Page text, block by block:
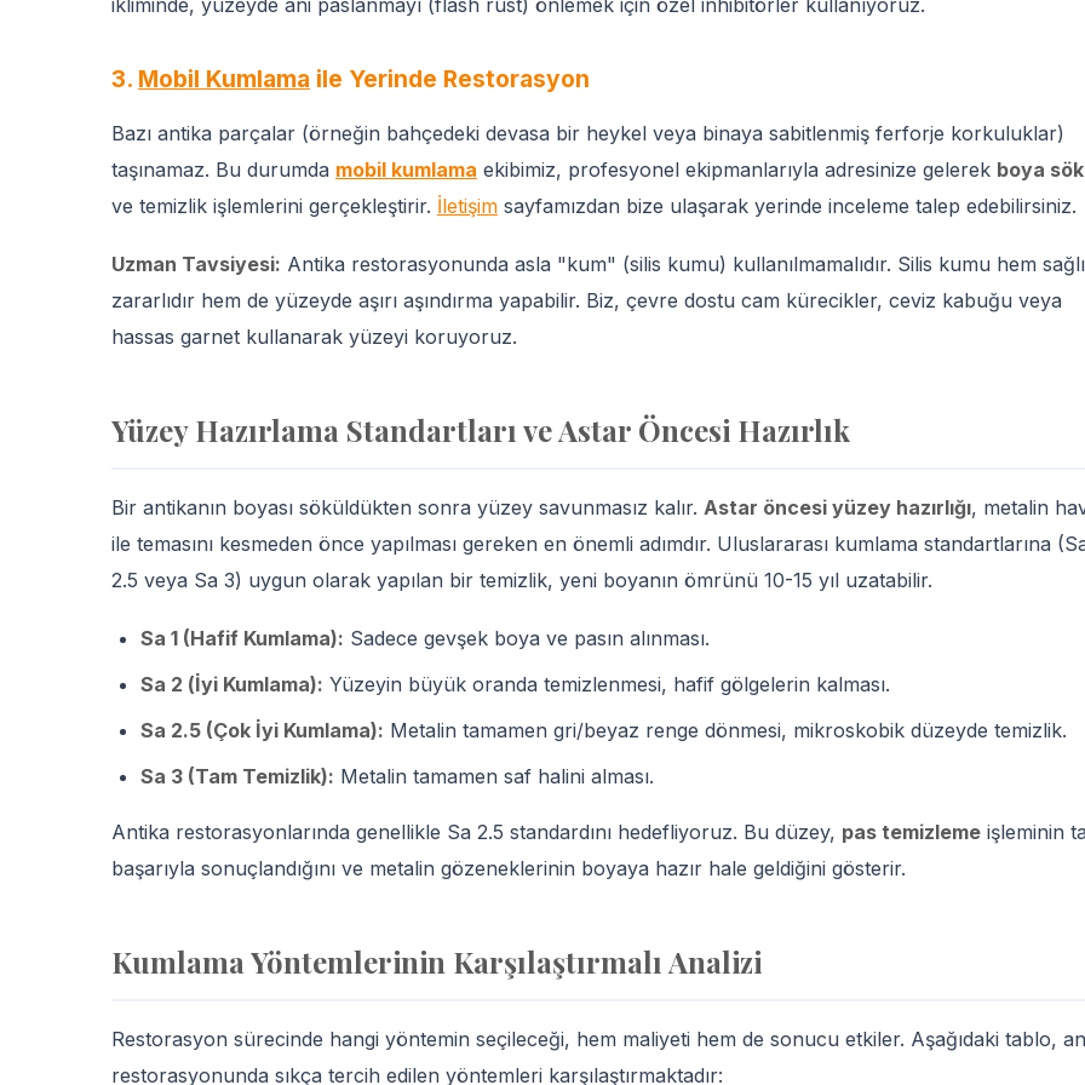
ikliminde, yüzeyde ani paslanmayı (flash rust) önlemek için özel inhibitörler kullanıyoruz.
3. Mobil Kumlama ile Yerinde Restorasyon
Bazı antika parçalar (örneğin bahçedeki devasa bir heykel veya binaya sabitlenmiş ferforje korkuluklar)
taşınamaz. Bu durumda mobil kumlama ekibimiz, profesyonel ekipmanlarıyla adresinize gelerek boya
ve temizlik işlemlerini gerçekleştirir. İletişim sayfamızdan bize ulaşarak yerinde inceleme talep edebilirsiniz.
Uzman Tavsiyesi: Antika restorasyonunda asla "kum" (silis kumu) kullanılmamalıdır. Silis kumu hem
zararlıdır hem de yüzeyde aşırı aşındırma yapabilir. Biz, çevre dostu cam kürecikler, ceviz kabuğu veya
hassas garnet kullanarak yüzeyi koruyoruz.
Yüzey Hazırlama Standartları ve Astar Öncesi Hazırlık
Bir antikanın boyası söküldükten sonra yüzey savunmasız kalır. Astar öncesi yüzey hazırlığı, metalin
ile temasını kesmeden önce yapılması gereken en önemli adımdır. Uluslararası kumlama standartlarına
2.5 veya Sa 3) uygun olarak yapılan bir temizlik, yeni boyanın ömrünü 10-15 yıl uzatabilir.
Sa 1 (Hafif Kumlama): Sadece gevşek boya ve pasın alınması.
Sa 2 (İyi Kumlama): Yüzeyin büyük oranda temizlenmesi, hafif gölgelerin kalması.
Sa 2.5 (Çok İyi Kumlama): Metalin tamamen gri/beyaz renge dönmesi, mikroskobik düzeyde temizlik.
Sa 3 (Tam Temizlik): Metalin tamamen saf halini alması.
Antika restorasyonlarında genellikle Sa 2.5 standardını hedefliyoruz. Bu düzey, pas temizleme işleminin
başarıyla sonuçlandığını ve metalin gözeneklerinin boyaya hazır hale geldiğini gösterir.
Kumlama Yöntemlerinin Karşılaştırmalı Analizi
Restorasyon sürecinde hangi yöntemin seçileceği, hem maliyeti hem de sonucu etkiler. Aşağıdaki tablo,
restorasyonunda sıkça tercih edilen yöntemleri karşılaştırmaktadır: